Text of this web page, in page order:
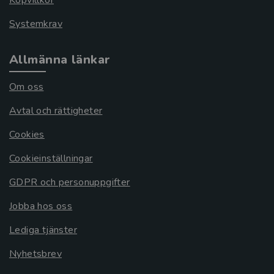
Systemkrav
Allmänna länkar
Om oss
Avtal och rättigheter
Cookies
Cookieinställningar
GDPR och personuppgifter
Jobba hos oss
Lediga tjänster
Nyhetsbrev